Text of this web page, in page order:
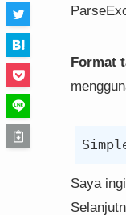
Format
Saya